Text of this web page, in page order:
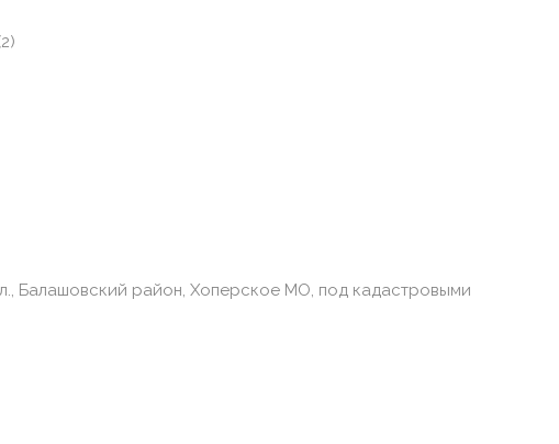
Балашовский район, Хоперское МО, под кадастровыми